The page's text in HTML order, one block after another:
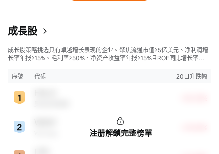
成長股
成长股策略挑选具有卓越增长表现的企业。聚焦流通市值≥5亿美元、净利润增
长率年报≥15%、毛利率≥50%、净资产收益率年报≥15%且ROE同比增长率
序號
代碼 20日升跌幅
注册解鎖完整榜單